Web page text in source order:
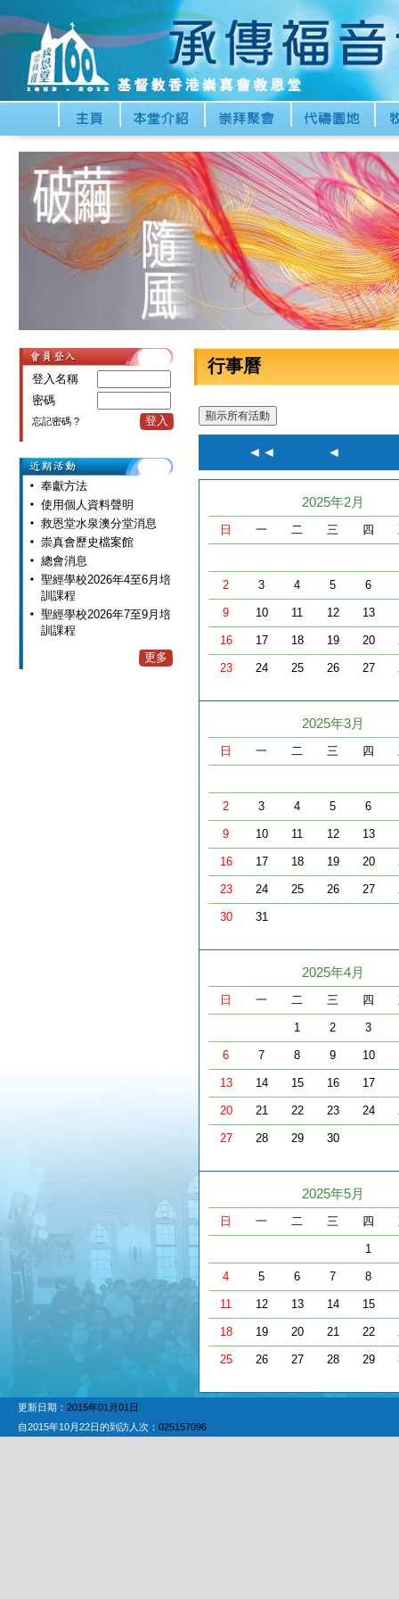
登入名稱
密碼
忘記密碼 ? 登入
奉獻方法
使用個人資料聲明
救恩堂水泉澳分堂消息
崇真會歷史檔案館
總會消息
聖經學校2026年4至6月培
訓課程
聖經學校2026年7至9月培
訓課程
更多
行事曆
◄◄ ◄
2025年2月
日 一 二 三 四
2 3 4 5 6
9 10 11 12 13
16 17 18 19 20
23 24 25 26 27
2025年3月
日 一 二 三 四
2 3 4 5 6
9 10 11 12 13
16 17 18 19 20
23 24 25 26 27
30 31
2025年4月
日 一 二 三 四
1 2 3
6 7 8 9 10
13 14 15 16 17
20 21 22 23 24
27 28 29 30
2025年5月
日 一 二 三 四
1
4 5 6 7 8
11 12 13 14 15
18 19 20 21 22
25 26 27 28 29
更新日期： 2015年01月01日
自2015年10月22日的到訪人次： 025157096